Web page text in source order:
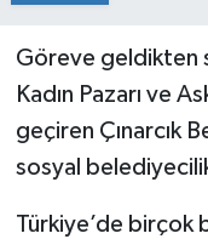
Göreve geldikten
Kadın Pazarı ve
geçiren Çınarcık
sosyal
Türkiye’de